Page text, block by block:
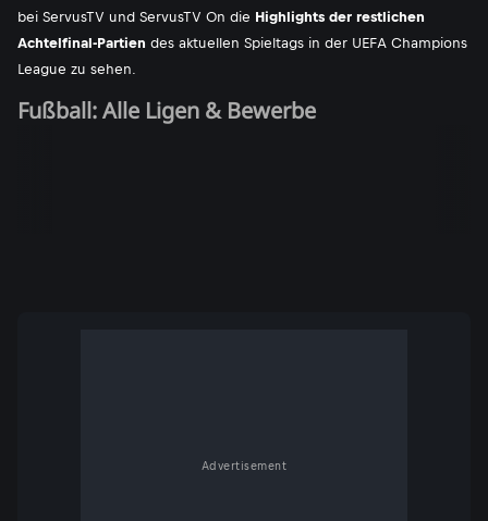
bei ServusTV und ServusTV On die Highlights der restlichen
Achtelfinal-Partien des aktuellen Spieltags in der UEFA Champions
League zu sehen.
Fußball: Alle Ligen & Bewerbe
Advertisement